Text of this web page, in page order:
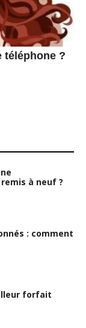
téléphone ?
à neuf ?
: comment
forfait